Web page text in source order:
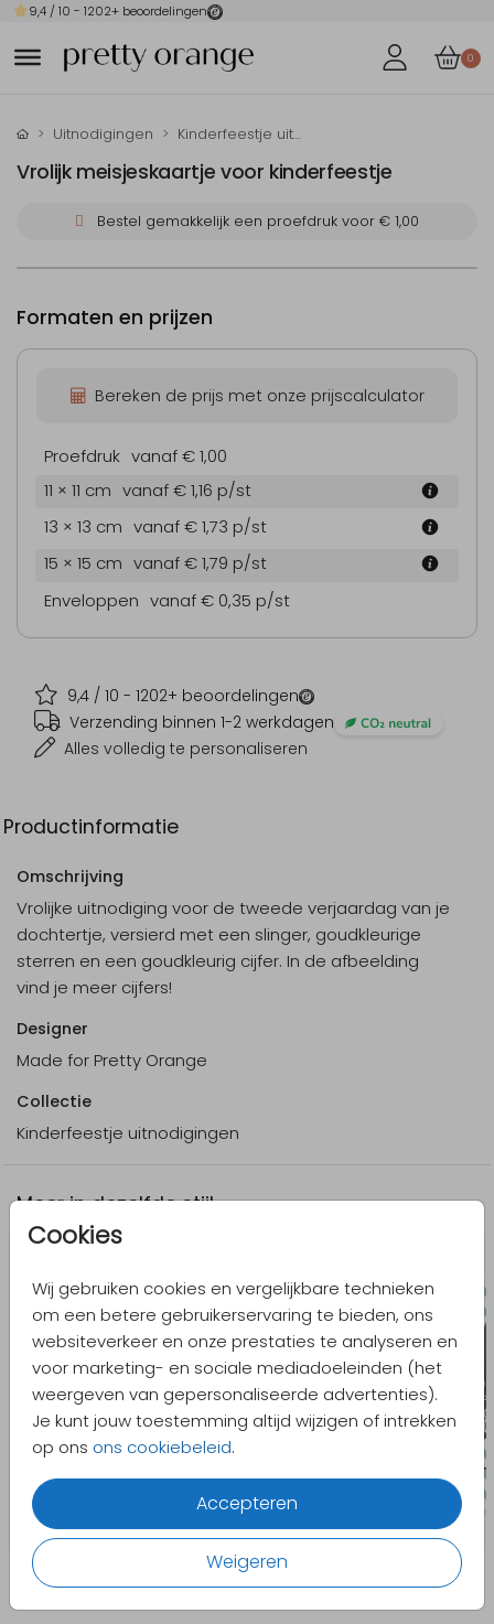
9,4 / 10 - 1202+ beoordelingen
0
Cookies
Wij gebruiken cookies en vergelijkbare technieken
om een betere gebruikerservaring te bieden, ons
websiteverkeer en onze prestaties te analyseren en
voor marketing- en sociale mediadoeleinden (het
weergeven van gepersonaliseerde advertenties).
Je kunt jouw toestemming altijd wijzigen of intrekken
op ons ons cookiebeleid.
Accepteren
Weigeren
Uitnodigingen Kinderfeestje uitnodigingen
Vrolijk meisjeskaartje voor kinderfeestje
Bestel gemakkelijk een proefdruk voor € 1,00
9,4 / 10 - 1202+ beoordelingen
Verzending binnen 1-2 werkdagen
Alles volledig te personaliseren
Formaten en prijzen
Bereken de prijs met onze prijscalculator
Proefdruk vanaf € 1,00
11 × 11 cm vanaf € 1,16 p/st
13 × 13 cm vanaf € 1,73 p/st
15 × 15 cm vanaf € 1,79 p/st
Enveloppen vanaf € 0,35 p/st
Productinformatie
Omschrijving
Vrolijke uitnodiging voor de tweede verjaardag van je
dochtertje, versierd met een slinger, goudkleurige
sterren en een goudkleurig cijfer. In de afbeelding
vind je meer cijfers!
Designer
Made for Pretty Orange
Collectie
Kinderfeestje uitnodigingen
Meer in dezelfde stijl